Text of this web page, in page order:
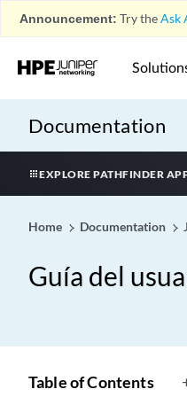
Announcement: Try theAsk
Documentation
EXPLORE PATHFINDER
Home Documentation
Guía del
Table of Contents